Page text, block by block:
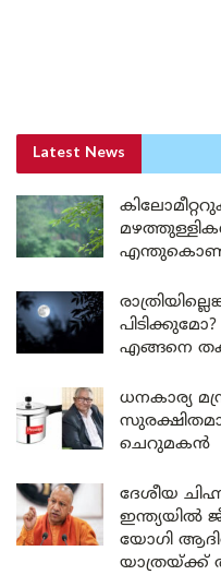
Latest News
എങ്ങനെ
ധനകാര്യ
ചെറുമകൻ
ദേശീയ
ഇന്ത്യയിൽ
യോഗി
യാത്രയ്ക്ക്